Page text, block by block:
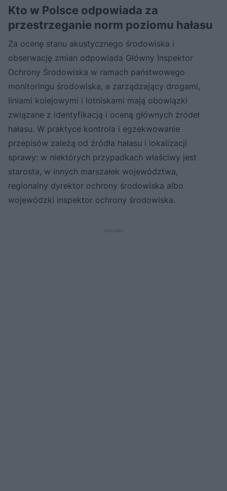
Kto w Polsce odpowiada za
przestrzeganie norm poziomu hałasu
Za ocenę stanu akustycznego środowiska i
obserwację zmian odpowiada Główny Inspektor
Ochrony Środowiska w ramach państwowego
monitoringu środowiska, a zarządzający drogami,
liniami kolejowymi i lotniskami mają obowiązki
związane z identyfikacją i oceną głównych źródeł
hałasu. W praktyce kontrola i egzekwowanie
przepisów zależą od źródła hałasu i lokalizacji
sprawy: w niektórych przypadkach właściwy jest
starosta, w innych marszałek województwa,
regionalny dyrektor ochrony środowiska albo
wojewódzki inspektor ochrony środowiska.